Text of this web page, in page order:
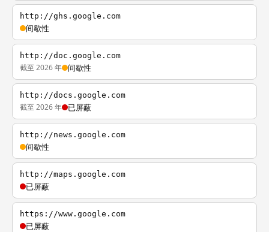
http://ghs.google.com
间歇性
http://doc.google.com
截至 2026 年 间歇性
http://docs.google.com
截至 2026 年 已屏蔽
http://news.google.com
间歇性
http://maps.google.com
已屏蔽
https://www.google.com
已屏蔽